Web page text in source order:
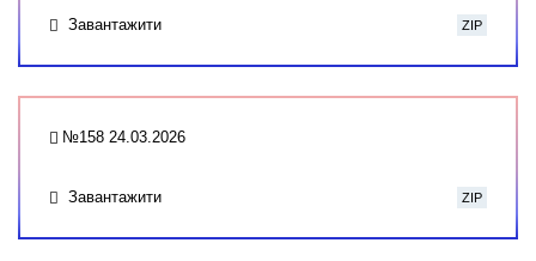
Завантажити ZIP
№158 24.03.2026
Завантажити ZIP